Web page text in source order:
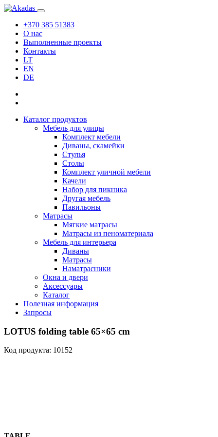
+370 385 51383
О нас
Выполненные проекты
Контакты
LT
EN
DE
Каталог продуктов
Мебель для улицы
Комплект мебели
Диваны, скамейки
Стулья
Столы
Комплект уличной мебели
Качели
Набор для пикника
Другая мебель
Павильоны
Матрасы
Мягкие матрасы
Матрасы из пеноматериала
Мебель для интерьера
Диваны
Матрасы
Наматрасники
Окна и двери
Аксессуары
Каталог
Полезная информация
Запросы
LOTUS folding table 65×65 cm
Код продукта: 10152